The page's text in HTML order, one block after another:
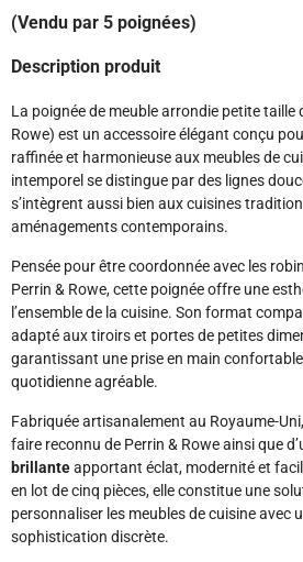
(Vendu par 5 poignées)
Description produit
La poignée de meuble arrondie petite taille
Rowe) est un accessoire élégant conçu
raffinée et harmonieuse aux meubles de
intemporel se distingue par des lignes
s’intègrent aussi bien aux cuisines
aménagements contemporains.
Pensée pour être coordonnée avec les
Perrin & Rowe, cette poignée offre une
l’ensemble de la cuisine. Son format
adapté aux tiroirs et portes de petites
garantissant une prise en main
quotidienne agréable.
Fabriquée artisanalement au Royaume-
faire reconnu de Perrin & Rowe ainsi que
brillanteapportant éclat, modernité et
en lot de cinq pièces, elle constitue une
personnaliser les meubles de cuisine avec
sophistication discrète.